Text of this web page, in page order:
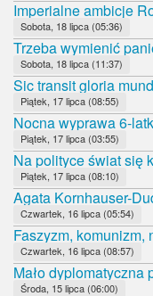
Imperialne ambicje
Sobota, 18 lipca (05:36)
Trzeba wymienić
Sobota, 18 lipca (11:37)
Sic transit gloria
Piątek, 17 lipca (08:55)
Nocna wyprawa 6-
Piątek, 17 lipca (03:55)
Na polityce świat się
Piątek, 17 lipca (08:10)
Agata Kornhauser-
Czwartek, 16 lipca (05:54)
Faszyzm, komunizm,
Czwartek, 16 lipca (08:57)
Mało dyplomatyczna
Środa, 15 lipca (06:00)